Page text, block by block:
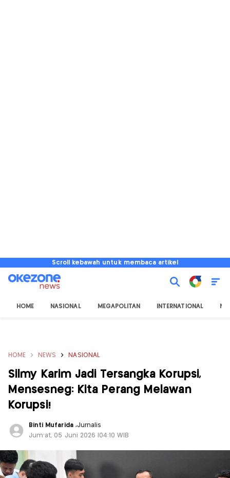
Scroll kebawah untuk membaca artikel
HOME NASIONAL MEGAPOLITAN INTERNATIONAL
HOME NEWS NASIONAL
Silmy Karim Jadi Tersangka Korupsi,
Mensesneg: Kita Perang Melawan
Korupsi!
Binti Mufarida ,Jurnalis
Jum'at, 05 Juni 2026 |04:10 WIB